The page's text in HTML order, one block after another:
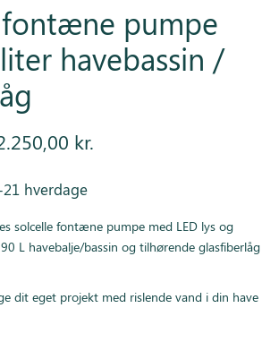
fontæne pumpe
havebassin /
kr..
kr.
2.250,00 kr..
hverdage
solcelle fontæne pumpe med LED lys og
L havebalje/bassin og tilhørende glasfiberlåg
dit eget projekt med rislende vand i din have